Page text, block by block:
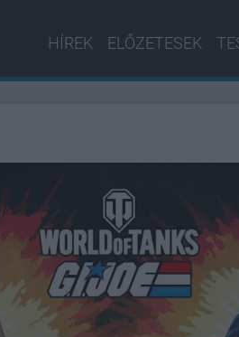
HÍREK ELŐZETESEK